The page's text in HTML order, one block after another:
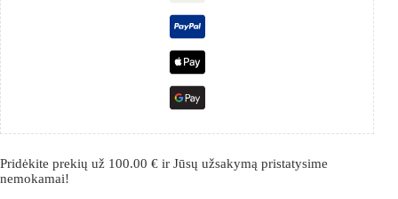
Pridėkite prekių už 100.00 € ir Jūsų užsakymą pristatysime
nemokamai!